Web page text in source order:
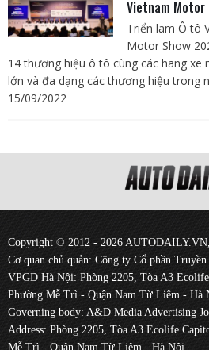
Vietnam Motor
Triển lãm Ô tô
Motor Show
14 thương hiệu ô tô cùng các hãng xe
lớn và đa dạng các thương hiệu trong
15/09/2022
Copyright © 2012 - 2026 AUTODAILY.VN,
Cơ quan chủ quản: Công ty Cổ phần
VPGD Hà Nội: Phòng 2205, Tòa A3
Phường Mễ Trì - Quận Nam Từ Liêm - Hà
Governing body: A&D Media Advertising
Address: Phòng 2205, Tòa A3 Ecolife
Mễ Trì - Quận Nam Từ Liêm - Hà Nội